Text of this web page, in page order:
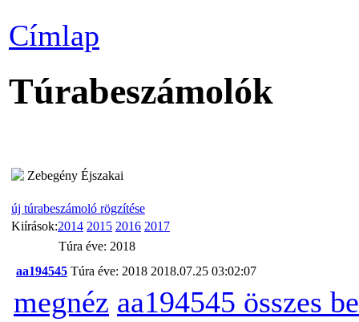
Címlap
Túrabeszámolók
Zebegény Éjszakai
új túrabeszámoló rögzítése
Kiírások:2014 2015 2016 2017
Túra éve: 2018
aa194545 Túra éve: 2018 2018.07.25 03:02:07
megnéz aa194545 összes